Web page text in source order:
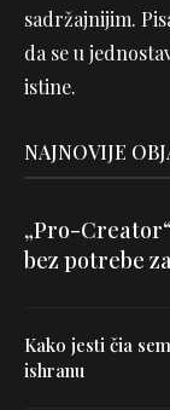
sadržajnijim.
da se u
istine.
NAJNOVIJE
„Pro-
bez potrebe
Kako jesti čia
ishranu